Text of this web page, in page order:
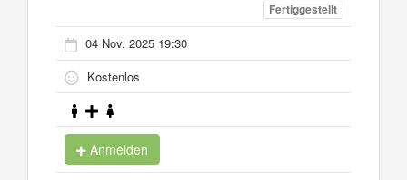
Fertiggestellt
04 Nov. 2025 19:30
Kostenlos
Anmelden